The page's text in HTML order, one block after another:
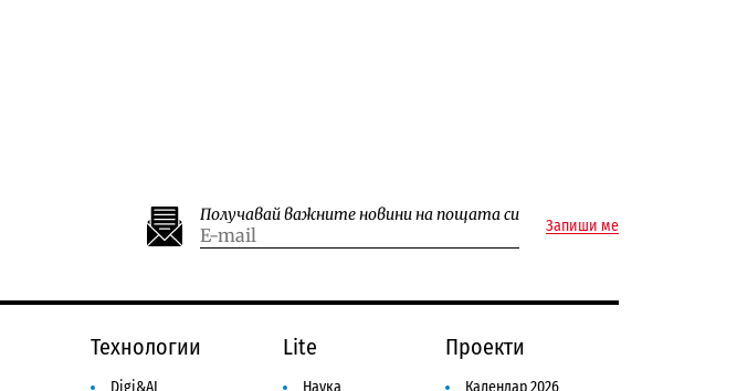
Получавай важните новини на пощата си
Запиши ме
Технологии Lite Проекти